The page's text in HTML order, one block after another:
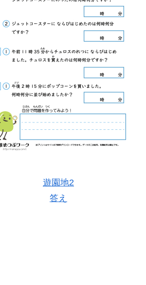
遊園地2
答え